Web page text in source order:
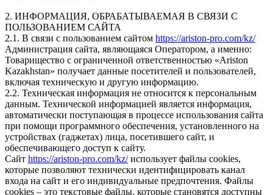
2. ИНФОРМАЦИЯ, ОБРАБАТЫВАЕМАЯ В СВЯЗИ С
ПОЛЬЗОВАНИЕМ САЙТА
2.1. В связи с пользованием сайтом https://ariston-pro.com/kz/
Администрация сайта, являющаяся Оператором, а именно:
Товарищество с ограниченной ответственностью «Ariston
Kazakhstan» получает данные посетителей и пользователей,
включая техническую и другую информацию.
2.2. Техническая информация не относится к персональным
данным. Технической информацией является информация,
автоматически поступающая в процессе использования сайта
при помощи программного обеспечения, установленного на
устройствах (гаджетах) лица, посетившего сайт, и
обеспечивающего доступ к сайту.
Сайт https://ariston-pro.com/kz/использует файлы cookies,
которые позволяют технически идентифицировать канал
входа на сайт и его индивидуальные предпочтения. Файлы
cookies – это текстовые файлы, которые становятся доступны